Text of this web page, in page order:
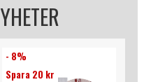
- 8%
Spara 20 kr